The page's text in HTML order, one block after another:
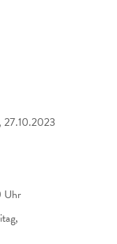
27.10.2023
Uhr